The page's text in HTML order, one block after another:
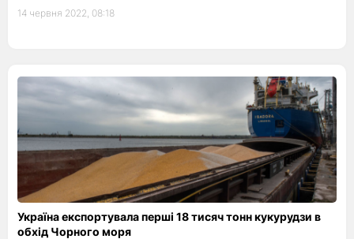
14 червня 2022, 08:18
Україна експортувала перші 18 тисяч тонн кукурудзи в
обхід Чорного моря